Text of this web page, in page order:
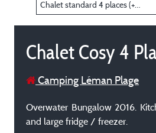
Chalet Cosy 4
Camping Léman Plage
Overwater Bungalow 2016.
and large fridge / freezer.